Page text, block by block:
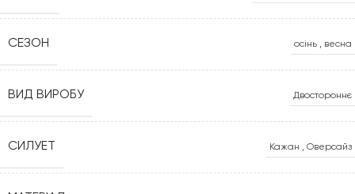
СЕЗОН осінь , весна
ВИД ВИРОБУ Двостороннє
СИЛУЕТ Кажан , Оверсайз